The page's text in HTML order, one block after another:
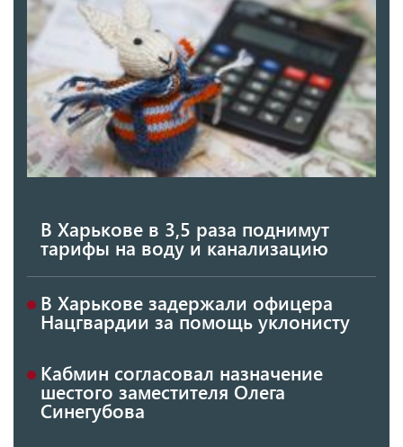
В Харькове в 3,5 раза поднимут
тарифы на воду и канализацию
В Харькове задержали офицера
Нацгвардии за помощь уклонисту
Кабмин согласовал назначение
шестого заместителя Олега
Синегубова